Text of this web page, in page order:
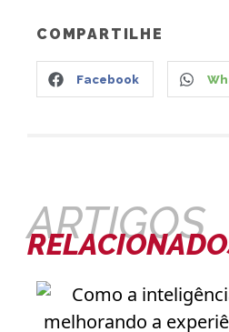
COMPARTILHE
Facebook
ARTIGOS